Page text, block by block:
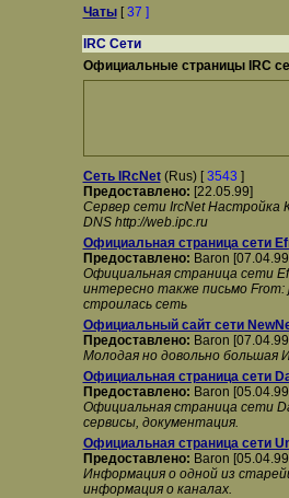
Чаты[37 ]
IRC Сети
Официальные страницы IRC
Сеть IRcNet(Rus) [3543 ]
Предоставлено: [22.05.99]
Cервер сети IrcNet Настройка
DNS http://web.ipc.ru
Официальная страница сети
Предоставлено: Baron
Официальная страница сети
интересно также письмо From:
строилась сеть
Официальный сайт сети
Предоставлено: Baron
Молодая но довольно большая
Официальная страница сети
Предоставлено: Baron
Официальная страница сети
сервисы, документация.
Официальная страница сети
Предоставлено: Baron
Информация о одной из
информация о каналах.